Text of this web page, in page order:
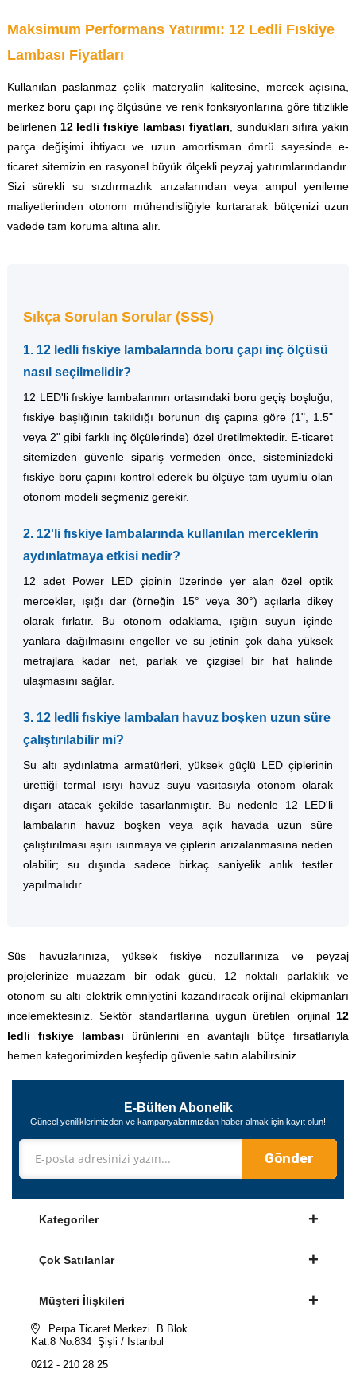
Maksimum Performans Yatırımı: 12 Ledli Fıskiye
Lambası Fiyatları
Kullanılan paslanmaz çelik materyalin kalitesine, mercek açısına,
merkez boru çapı inç ölçüsüne ve renk fonksiyonlarına göre titizlikle
belirlenen 12 ledli fıskiye lambası fiyatları, sundukları sıfıra yakın
parça değişimi ihtiyacı ve uzun amortisman ömrü sayesinde e-
ticaret sitemizin en rasyonel büyük ölçekli peyzaj yatırımlarındandır.
Sizi sürekli su sızdırmazlık arızalarından veya ampul yenileme
maliyetlerinden otonom mühendisliğiyle kurtararak bütçenizi uzun
vadede tam koruma altına alır.
Sıkça Sorulan Sorular (SSS)
1. 12 ledli fıskiye lambalarında boru çapı inç ölçüsü
nasıl seçilmelidir?
12 LED'li fıskiye lambalarının ortasındaki boru geçiş boşluğu,
fıskiye başlığının takıldığı borunun dış çapına göre (1", 1.5"
veya 2" gibi farklı inç ölçülerinde) özel üretilmektedir. E-ticaret
sitemizden güvenle sipariş vermeden önce, sisteminizdeki
fıskiye boru çapını kontrol ederek bu ölçüye tam uyumlu olan
otonom modeli seçmeniz gerekir.
2. 12'li fıskiye lambalarında kullanılan merceklerin
aydınlatmaya etkisi nedir?
12 adet Power LED çipinin üzerinde yer alan özel optik
mercekler, ışığı dar (örneğin 15° veya 30°) açılarla dikey
olarak fırlatır. Bu otonom odaklama, ışığın suyun içinde
yanlara dağılmasını engeller ve su jetinin çok daha yüksek
metrajlara kadar net, parlak ve çizgisel bir hat halinde
ulaşmasını sağlar.
3. 12 ledli fıskiye lambaları havuz boşken uzun süre
çalıştırılabilir mi?
Su altı aydınlatma armatürleri, yüksek güçlü LED çiplerinin
ürettiği termal ısıyı havuz suyu vasıtasıyla otonom olarak
dışarı atacak şekilde tasarlanmıştır. Bu nedenle 12 LED'li
lambaların havuz boşken veya açık havada uzun süre
çalıştırılması aşırı ısınmaya ve çiplerin arızalanmasına neden
olabilir; su dışında sadece birkaç saniyelik anlık testler
yapılmalıdır.
Süs havuzlarınıza, yüksek fıskiye nozullarınıza ve peyzaj
projelerinize muazzam bir odak gücü, 12 noktalı parlaklık ve
otonom su altı elektrik emniyetini kazandıracak orijinal ekipmanları
incelemektesiniz. Sektör standartlarına uygun üretilen orijinal12
ledli fıskiye lambası ürünlerini en avantajlı bütçe fırsatlarıyla
hemen kategorimizden keşfedip güvenle satın alabilirsiniz.
E-Bülten Abonelik
Güncel yeniliklerimizden ve kampanyalarımızdan haber almak için kayıt olun!
Gönder
Kategoriler
Çok Satılanlar
Müşteri İlişkileri
Perpa Ticaret Merkezi B Blok
Kat:8 No:834 Şişli / İstanbul
0212 - 210 28 25